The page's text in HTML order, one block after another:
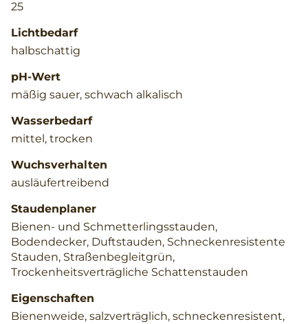
25
Lichtbedarf
halbschattig
pH-Wert
mäßig sauer, schwach alkalisch
Wasserbedarf
mittel, trocken
Wuchsverhalten
ausläufertreibend
Staudenplaner
Bienen- und Schmetterlingsstauden,
Bodendecker, Duftstauden, Schneckenresistente
Stauden, Straßenbegleitgrün,
Trockenheitsverträgliche Schattenstauden
Eigenschaften
Bienenweide, salzverträglich, schneckenresistent,